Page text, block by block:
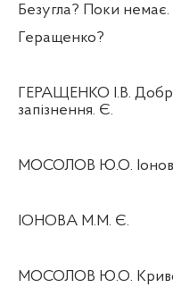
Безугла? Поки немає.
Геращенко?
ГЕРАЩЕНКО І.В.
запізнення. Є.
МОСОЛОВ Ю.О.
ІОНОВА М.М. Є.
МОСОЛОВ Ю.О.